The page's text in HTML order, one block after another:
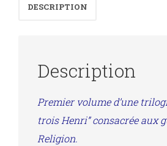
DESCRIPTION
Description
Premier volume d’une
trois Henri” consacrée aux
Religion.